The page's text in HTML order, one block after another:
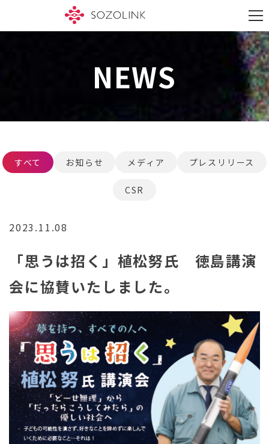
n
M
n
u
NEWS
すべて お知らせ メディア プレスリリース
CSR
2023.11.08
「思うは招く」植松努氏 徳島講演
会に協賛いたしました。